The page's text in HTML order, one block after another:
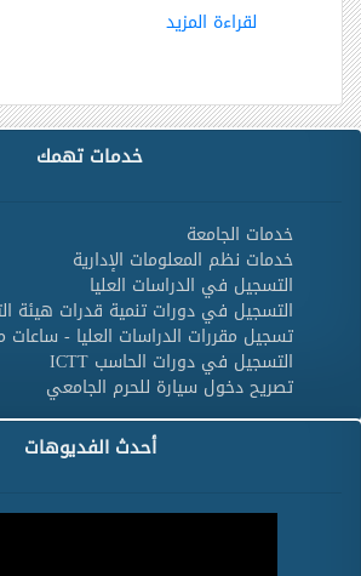
لقراءة المزيد
خدمات تهمك
خدمات الجامعة
خدمات نظم المعلومات الإدارية
التسجيل في الدراسات العليا
التسجيل في دورات تنمية قدرات هيئة
تسجيل مقررات الدراسات العليا - ساعات
التسجيل في دورات الحاسب ICTT
تصريح دخول سيارة للحرم الجامعي
أحدث الفديوهات